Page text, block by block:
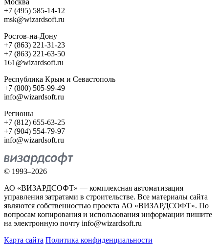
Москва
+7 (495) 585-14-12
msk@wizardsoft.ru
Ростов-на-Дону
+7 (863) 221-31-23
+7 (863) 221-63-50
161@wizardsoft.ru
Республика Крым и Севастополь
+7 (800) 505-99-49
info@wizardsoft.ru
Регионы
+7 (812) 655-63-25
+7 (904) 554-79-97
info@wizardsoft.ru
© 1993–2026
АО «ВИЗАРДСОФТ» — комплексная автоматизация
управления затратами в строительстве. Все материалы сайта
являются собственностью проекта АО «ВИЗАРДСОФТ». По
вопросам копирования и использования информации пишите
на электронную почту info@wizardsoft.ru
Карта сайта Политика конфиденциальности